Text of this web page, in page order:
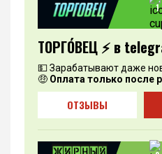
1
ТОРГО́ВЕЦ ⚡️ в
💵 Зарабатывают даже
🤑 Оплата только после
ОТЗЫВЫ